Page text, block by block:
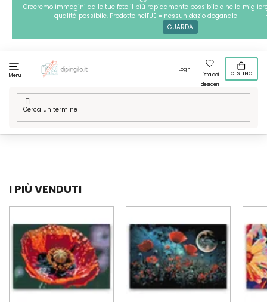
Passa
contenuto
Creeremo immagini dalle tue foto il più rapidamente possibile e nella
qualità possibile. Prodotto nell'UE = nessun dazio doganale
GUARDA
Menu
Login
Lista dei
desideri
CESTINO
Casa
Tecniche / Pittura diamante
Fiori di campo
I PIÙ VENDUTI